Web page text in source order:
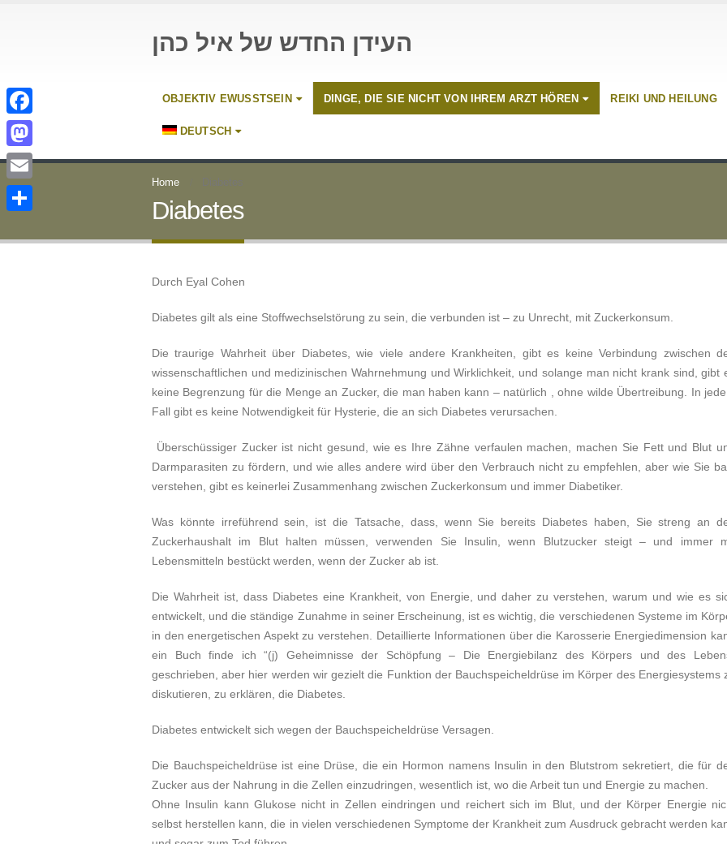
העידן החדש של איל כהן
OBJEKTIV EWUSSTSEIN DINGE, DIE SIE NICHT VON IHREM ARZT HÖREN REIKI UND HEILUNG
DEUTSCH
Home Diabetes
Diabetes
Durch Eyal Cohen
Diabetes gilt als eine Stoffwechselstörung zu sein, die verbunden ist – zu Unrecht, mit Zuckerkonsum.
Die traurige Wahrheit über Diabetes, wie viele andere Krankheiten, gibt es keine Verbindung zwischen
wissenschaftlichen und medizinischen Wahrnehmung und Wirklichkeit, und solange man nicht krank sind, gibt
keine Begrenzung für die Menge an Zucker, die man haben kann – natürlich , ohne wilde Übertreibung. In
Fall gibt es keine Notwendigkeit für Hysterie, die an sich Diabetes verursachen.
Überschüssiger Zucker ist nicht gesund, wie es Ihre Zähne verfaulen machen, machen Sie Fett und Blut
Darmparasiten zu fördern, und wie alles andere wird über den Verbrauch nicht zu empfehlen, aber wie Sie
verstehen, gibt es keinerlei Zusammenhang zwischen Zuckerkonsum und immer Diabetiker.
Was könnte irreführend sein, ist die Tatsache, dass, wenn Sie bereits Diabetes haben, Sie streng an
Zuckerhaushalt im Blut halten müssen, verwenden Sie Insulin, wenn Blutzucker steigt – und immer
Lebensmitteln bestückt werden, wenn der Zucker ab ist.
Die Wahrheit ist, dass Diabetes eine Krankheit, von Energie, und daher zu verstehen, warum und wie es
entwickelt, und die ständige Zunahme in seiner Erscheinung, ist es wichtig, die verschiedenen Systeme im
in den energetischen Aspekt zu verstehen. Detaillierte Informationen über die Karosserie Energiedimension
ein Buch finde ich “(j) Geheimnisse der Schöpfung – Die Energiebilanz des Körpers und des
geschrieben, aber hier werden wir gezielt die Funktion der Bauchspeicheldrüse im Körper des Energiesystems
diskutieren, zu erklären, die Diabetes.
Diabetes entwickelt sich wegen der Bauchspeicheldrüse Versagen.
Die Bauchspeicheldrüse ist eine Drüse, die ein Hormon namens Insulin in den Blutstrom sekretiert, die für
Zucker aus der Nahrung in die Zellen einzudringen, wesentlich ist, wo die Arbeit tun und Energie zu machen.
Ohne Insulin kann Glukose nicht in Zellen eindringen und reichert sich im Blut, und der Körper Energie
selbst herstellen kann, die in vielen verschiedenen Symptome der Krankheit zum Ausdruck gebracht werden
Facebook
Mastodon
Email